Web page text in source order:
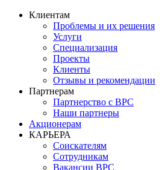
Клиентам
Проблемы и их решения
Услуги
Специализация
Проекты
Клиенты
Отзывы и рекомендации
Партнерам
Партнерство с BPC
Наши партнеры
Акционерам
КАРЬЕРА
Соискателям
Сотрудникам
Вакансии BPC